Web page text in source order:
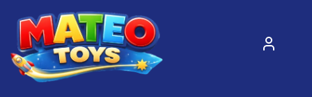
content